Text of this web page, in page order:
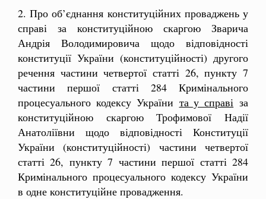
2. Про об’єднання конституційних проваджень у
справі за конституційною скаргою Зварича
Андрія Володимировича щодо відповідності
конституції України (конституційності) другого
речення частини четвертої статті 26, пункту 7
частини першої статті 284 Кримінального
процесуального кодексу України та у справі за
конституційною скаргою Трофимової Надії
Анатоліївни щодо відповідності Конституції
України (конституційності) частини четвертої
статті 26, пункту 7 частини першої статті 284
Кримінального процесуального кодексу України
в одне конституційне провадження.